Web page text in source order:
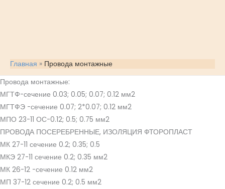
Главная
Провода монтажные
Провода монтажные:
МГТФ-сечение 0.03; 0.05; 0.07; 0.12 мм2
МГТФЭ -сечение 0.07; 2*0.07; 0.12 мм2
МПО 23-11 ОС-0.12; 0.5; 0.75 мм2
ПРОВОДА ПОСЕРЕБРЕННЫЕ, ИЗОЛЯЦИЯ ФТОРОПЛАСТ
МК 27-11 сечение 0.2; 0.35; 0.5
МКЭ 27-11 сечение 0.2; 0.35 мм2
МК 26-12 -сечение 0.12 мм2
МП 37-12 сечение 0.2; 0.5 мм2